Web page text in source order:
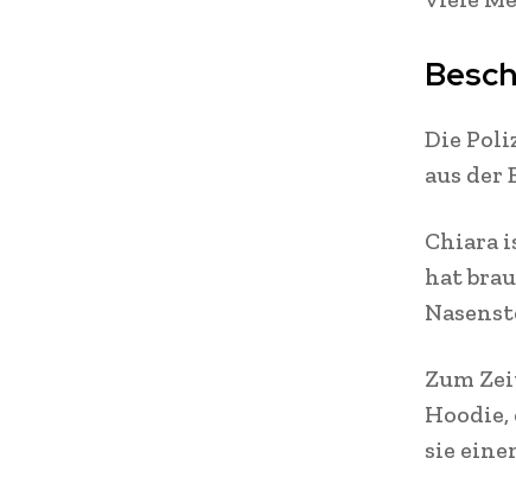
Die
aus der
Chiara
hat
Zum
sie